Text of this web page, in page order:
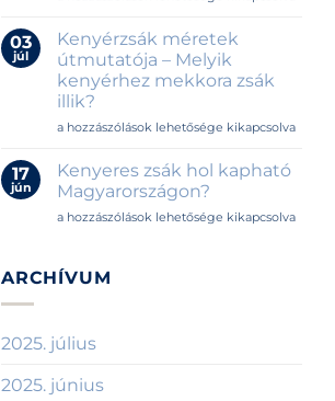
választáshoz
bejegyzéshez
le,
mekkora
szőnyeg
kell
a
helyiségbe?
03
júl
Kenyérzsák méretek
útmutatója – Melyik
kenyérhez mekkora zsák
illik?
Kenyérzsák
útmutatója
–
Melyik
kenyérhez
illik?
a hozzászólások lehetősége kikapcsolva
17
jún
Kenyeres zsák hol kapható
Magyarországon?
Kenyeres
kapható
Magyarországon?
a hozzászólások lehetősége kikapcsolva
ARCHÍVUM
2025. július
2025. június